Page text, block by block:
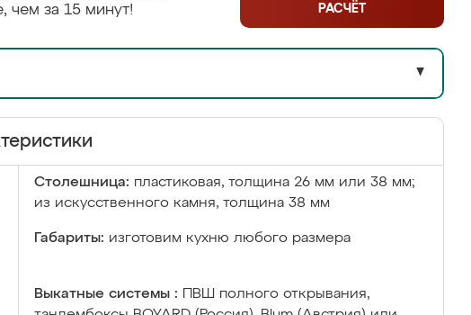
чем за 15 минут!
РАСЧЁТ
▼
Столешница: пластиковая, толщина 26 мм или 38 мм;
из искусственного камня, толщина 38 мм
Габариты: изготовим кухню любого размера
Выкатные системы :
ПВШ полного открывания,